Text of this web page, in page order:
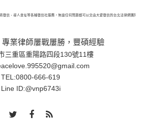
信、尋人查址等各種徵信社服務，無論任何問題都可以交由大愛徵信的台北法律網團
專業律師屢戰屢勝，豐碩經驗
三重區重陽路四段130號11樓
TEL:0800-666-619
Line ID:@vnp6743i